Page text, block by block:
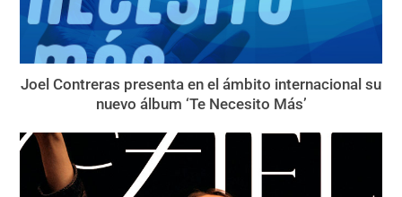
Joel Contreras presenta en el ámbito internacional su
nuevo álbum ‘Te Necesito Más’